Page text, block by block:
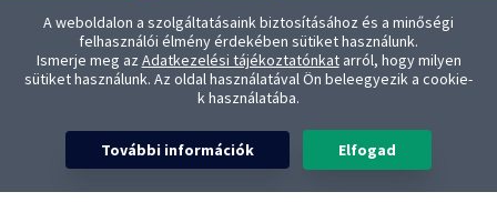
A weboldalon a szolgáltatásaink biztosításához és a minőségi
felhasználói élmény érdekében sütiket használunk.
Ismerje meg az Adatkezelési tájékoztatónkatarról, hogy milyen
sütiket használunk. Az oldal használatával Ön beleegyezik a cookie-
k használatába.
További információk Elfogad
Kapcsolat: OnlineVill.hu +36 30 999-2888
ugyfelszolgalat@onlinevill.hu
A termékképek és termék kategória képek az Elektriker Master Kft.
tulajdona. A képek eredeti forrás állományával cégünk rendelkezik. A
termékképek és termék kategória képek üzleti felhasználása szigorúan